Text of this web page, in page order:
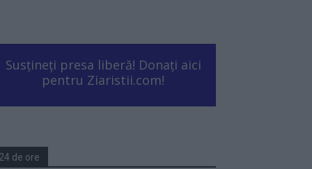
Susțineți presa liberă! Donați aici
pentru Ziaristii.com!
24 de ore